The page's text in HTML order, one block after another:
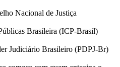
Nacional de Justiça
Brasileira (ICP-Brasil)
Judiciário Brasileiro (PDPJ-Br)